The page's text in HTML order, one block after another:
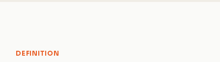
DEFINITION